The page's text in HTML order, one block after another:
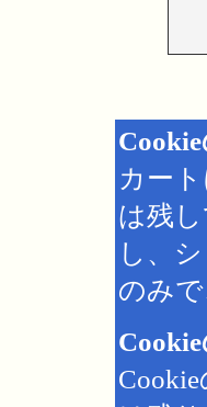
カー
は残
し、
のみ